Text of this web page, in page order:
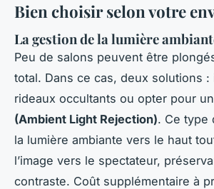
Bien choisir selon votre
La gestion de la lumière
Peu de salons peuvent être
total. Dans ce cas, deux solutions :
rideaux occultants ou opter pour
(Ambient Light Rejection). Ce type
la lumière ambiante vers le haut
l’image vers le spectateur,
contraste. Coût supplémentaire à